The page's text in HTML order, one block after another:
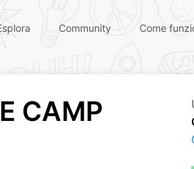
Community Come
CAMP